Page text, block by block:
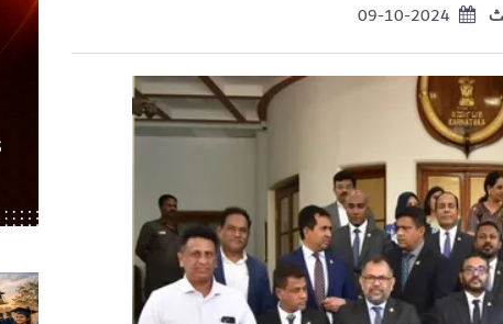
09-10-2024